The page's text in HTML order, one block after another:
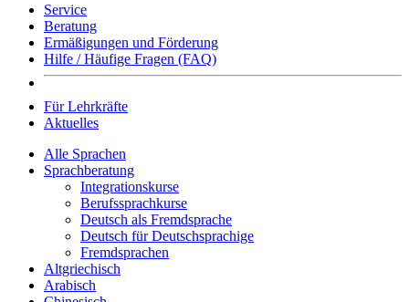
Service
Beratung
Ermäßigungen und Förderung
Hilfe / Häufige Fragen (FAQ)
Für Lehrkräfte
Aktuelles
Alle Sprachen
Sprachberatung
Integrationskurse
Berufssprachkurse
Deutsch als Fremdsprache
Deutsch für Deutschsprachige
Fremdsprachen
Altgriechisch
Arabisch